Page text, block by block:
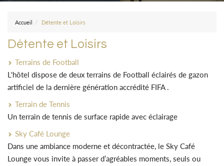
Accueil Détente et Loisirs
Détente et Loisirs
Terrains de Football
L'hôtel dispose de deux terrains de Football éclairés de gazon
artificiel de la dernière génération accrédité FIFA .
Terrain de Tennis
Un terrain de tennis de surface rapide avec éclairage
Sky Café Lounge
Dans une ambiance moderne et décontractée, le Sky Café
Lounge vous invite à passer d’agréables moments, seuls ou